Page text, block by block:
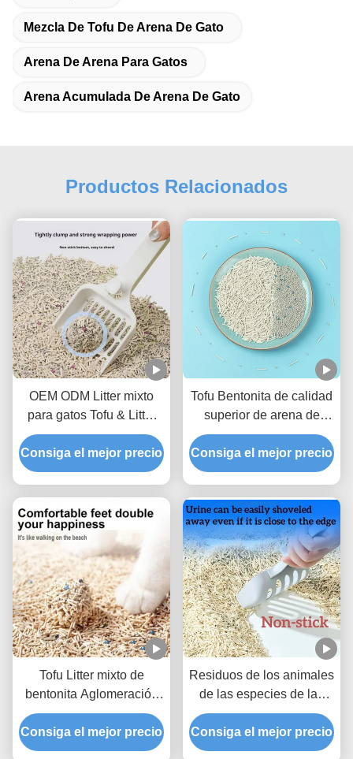
Mezcla De Tofu De Arena De Gato
Arena De Arena Para Gatos
Arena Acumulada De Arena De Gato
Productos Relacionados
OEM ODM Litter mixto
para gatos Tofu & Litter
mixto de bentonita para
mascotas
Consiga el mejor precio
Tofu Bentonita de calidad
superior de arena de
arena mixta de arena de
gato Certificado BSCI
Consiga el mejor precio
Tofu Litter mixto de
bentonita Aglomeración
fuerte Litter mixto de gato
Consiga el mejor precio
Residuos de los animales
de las especies de las
que se trate
Consiga el mejor precio